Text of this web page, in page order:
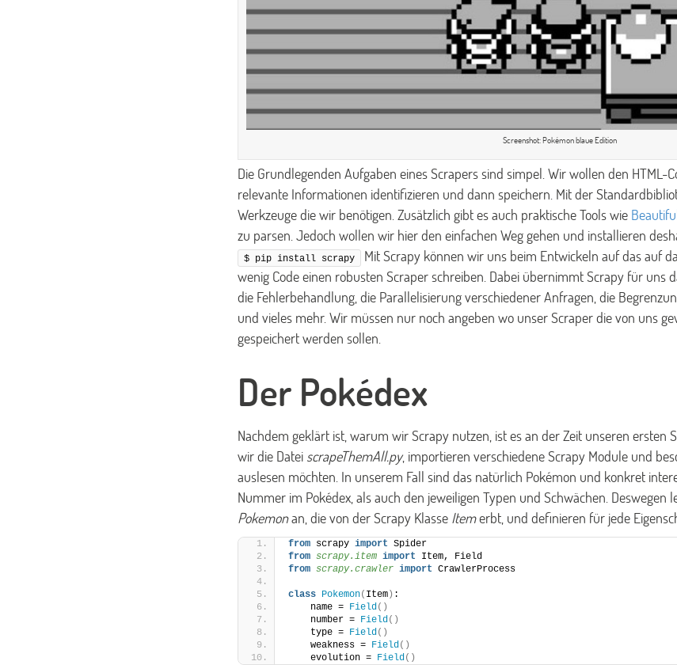
Screenshot: Pokémon blaue Edition
Die Grundlegenden Aufgaben eines Scrapers sind simpel. Wir wollen den HTML-
relevante Informationen identifizieren und dann speichern. Mit der
Werkzeuge die wir benötigen. Zusätzlich gibt es auch praktische Tools wie
zu parsen. Jedoch wollen wir hier den einfachen Weg gehen und installieren
$ pip install scrapy Mit Scrapy können wir uns beim Entwickeln auf das auf
wenig Code einen robusten Scraper schreiben. Dabei übernimmt Scrapy für uns
die Fehlerbehandlung, die Parallelisierung verschiedener Anfragen, die
und vieles mehr. Wir müssen nur noch angeben wo unser Scraper die von uns
gespeichert werden sollen.
Der Pokédex
Nachdem geklärt ist, warum wir Scrapy nutzen, ist es an der Zeit unseren ersten
wir die Datei scrapeThemAll.py, importieren verschiedene Scrapy Module und
auslesen möchten. In unserem Fall sind das natürlich Pokémon und konkret
Nummer im Pokédex, als auch den jeweiligen Typen und Schwächen. Deswegen
Pokemonan, die von der Scrapy Klasse Itemerbt, und definieren für jede
from scrapy import Spider
from scrapy.item import Item, Field
from scrapy.crawler import CrawlerProcess
class Pokemon( Item) :
    name =
Field()
    number =
Field()
    type =
Field()
    weakness =
Field()
    evolution =
Field()